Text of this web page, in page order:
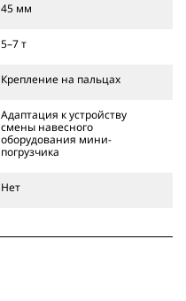
45 мм
5–7 т
Крепление на пальцах
Адаптация к устройству
смены навесного
оборудования мини-
погрузчика
Нет